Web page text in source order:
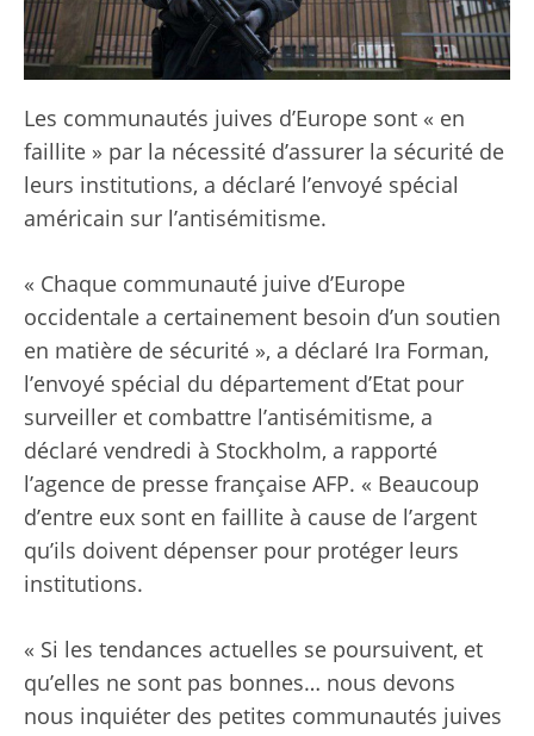
Les communautés juives d’Europe sont « en
faillite » par la nécessité d’assurer la sécurité de
leurs institutions, a déclaré l’envoyé spécial
américain sur l’antisémitisme.
« Chaque communauté juive d’Europe
occidentale a certainement besoin d’un soutien
en matière de sécurité », a déclaré Ira Forman,
l’envoyé spécial du département d’Etat pour
surveiller et combattre l’antisémitisme, a
déclaré vendredi à Stockholm, a rapporté
l’agence de presse française AFP. « Beaucoup
d’entre eux sont en faillite à cause de l’argent
qu’ils doivent dépenser pour protéger leurs
institutions.
« Si les tendances actuelles se poursuivent, et
qu’elles ne sont pas bonnes… nous devons
nous inquiéter des petites communautés juives